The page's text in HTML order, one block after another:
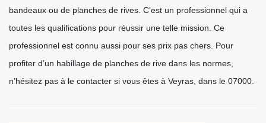
bandeaux ou de planches de rives. C’est un professionnel qui a
toutes les qualifications pour réussir une telle mission. Ce
professionnel est connu aussi pour ses prix pas chers. Pour
profiter d’un habillage de planches de rive dans les normes,
n’hésitez pas à le contacter si vous êtes à Veyras, dans le 07000.